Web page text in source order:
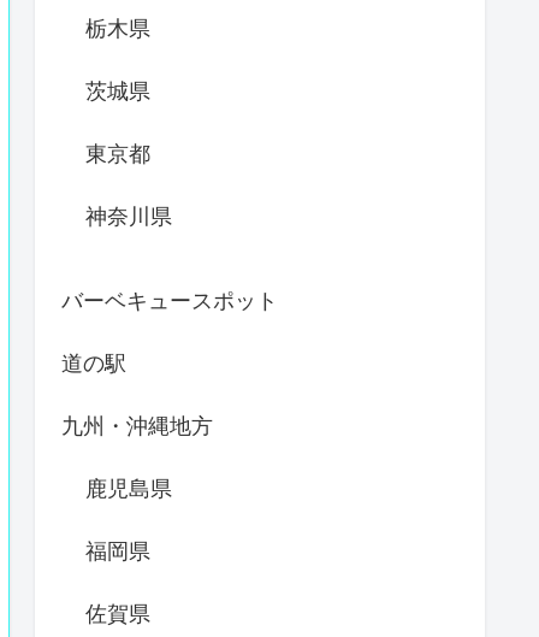
栃木県
茨城県
東京都
神奈川県
バーベキュースポット
道の駅
九州・沖縄地方
鹿児島県
福岡県
佐賀県